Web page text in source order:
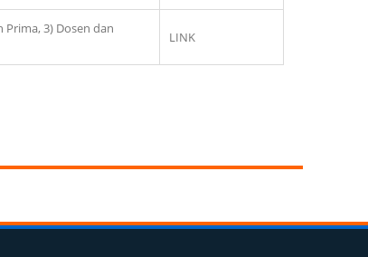
Prima, 3) Dosen dan
LINK